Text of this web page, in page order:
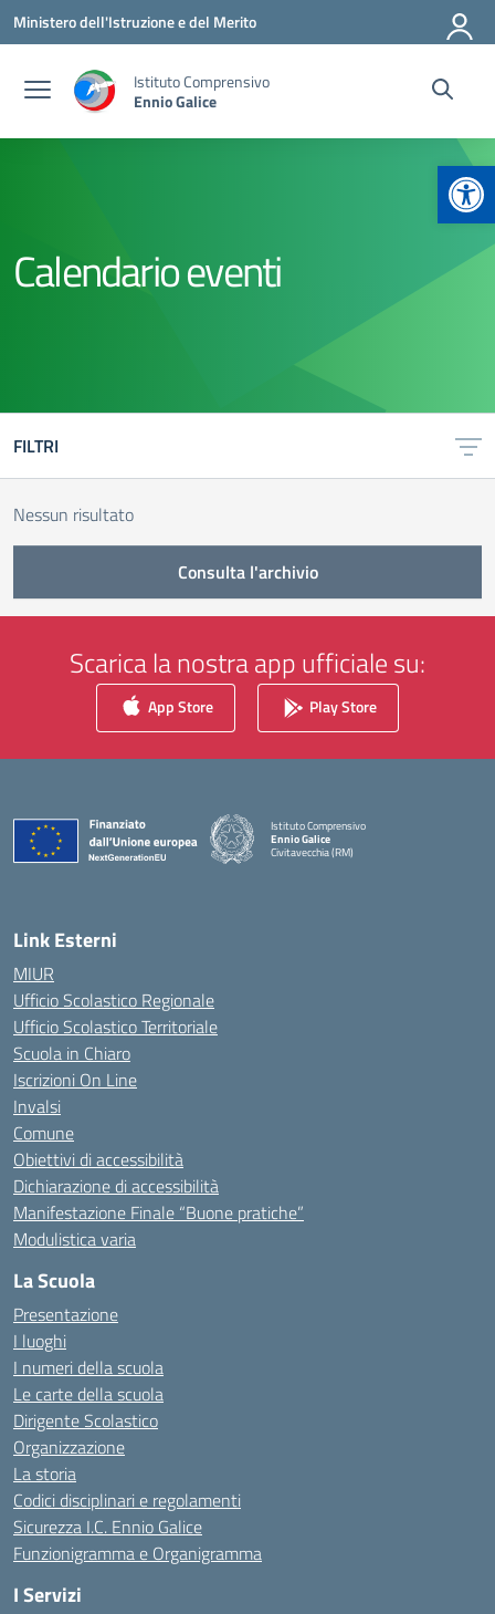
Vai ai contenuti
Vai al menu di navigazione
Vai al footer
Ministero dell'Istruzione e del Merito
Istituto Comprensivo
Ennio Galice
Calendario eventi
FILTRI
Nessun risultato
Consulta l'archivio
Scarica la nostra app ufficiale su:
App Store Play Store
Istituto Comprensivo
Ennio Galice
Civitavecchia (RM)
Link Esterni
MIUR
Ufficio Scolastico Regionale
Ufficio Scolastico Territoriale
Scuola in Chiaro
Iscrizioni On Line
Invalsi
Comune
Obiettivi di accessibilità
Dichiarazione di accessibilità
Manifestazione Finale “Buone pratiche”
Modulistica varia
La Scuola
Presentazione
I luoghi
I numeri della scuola
Le carte della scuola
Dirigente Scolastico
Organizzazione
La storia
Codici disciplinari e regolamenti
Sicurezza I.C. Ennio Galice
Funzionigramma e Organigramma
I Servizi